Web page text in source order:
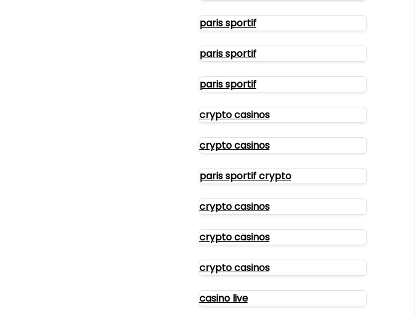
paris sportif
paris sportif
paris sportif
crypto casinos
crypto casinos
paris sportif crypto
crypto casinos
crypto casinos
crypto casinos
casino live